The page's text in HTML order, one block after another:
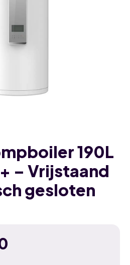
190L
– Vrijstaand
gesloten